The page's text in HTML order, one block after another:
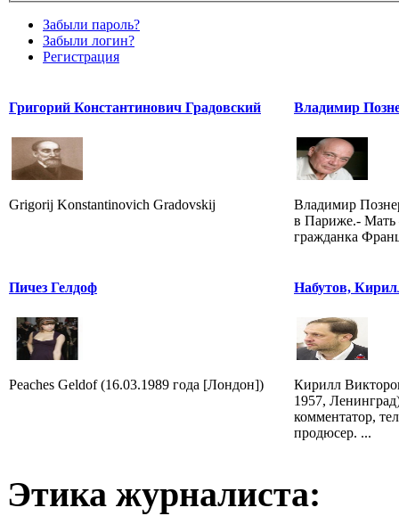
Забыли пароль?
Забыли логин?
Регистрация
Григорий Константинович Градовский
Grigorij Konstantinovich Gradovskij
Владимир
Владимир
в Париже.- Мать
гражданка
Пичез Гелдоф
Peaches Geldof (16.03.1989 года [Лондон])
Набутов,
Кирилл
1957,
комментатор,
продюсер. ...
Этика журналиста: